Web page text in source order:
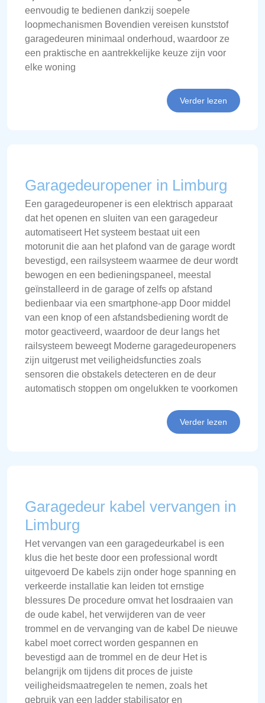
eenvoudig te bedienen dankzij soepele
loopmechanismen Bovendien vereisen kunststof
garagedeuren minimaal onderhoud, waardoor ze
een praktische en aantrekkelijke keuze zijn voor
elke woning
Verder lezen
Garagedeuropener in Limburg
Een garagedeuropener is een elektrisch apparaat
dat het openen en sluiten van een garagedeur
automatiseert Het systeem bestaat uit een
motorunit die aan het plafond van de garage wordt
bevestigd, een railsysteem waarmee de deur wordt
bewogen en een bedieningspaneel, meestal
geïnstalleerd in de garage of zelfs op afstand
bedienbaar via een smartphone-app Door middel
van een knop of een afstandsbediening wordt de
motor geactiveerd, waardoor de deur langs het
railsysteem beweegt Moderne garagedeuropeners
zijn uitgerust met veiligheidsfuncties zoals
sensoren die obstakels detecteren en de deur
automatisch stoppen om ongelukken te voorkomen
Verder lezen
Garagedeur kabel vervangen in
Limburg
Het vervangen van een garagedeurkabel is een
klus die het beste door een professional wordt
uitgevoerd De kabels zijn onder hoge spanning en
verkeerde installatie kan leiden tot ernstige
blessures De procedure omvat het losdraaien van
de oude kabel, het verwijderen van de veer
trommel en de vervanging van de kabel De nieuwe
kabel moet correct worden gespannen en
bevestigd aan de trommel en de deur Het is
belangrijk om tijdens dit proces de juiste
veiligheidsmaatregelen te nemen, zoals het
gebruik van een ladder stabilisator en